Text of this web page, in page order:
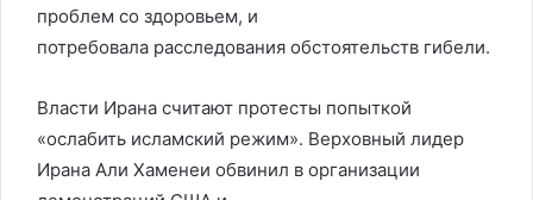
проблем со здоровьем, и
потребовала расследования обстоятельств гибели.
Власти Ирана считают протесты попыткой
«ослабить исламский режим». Верховный лидер
Ирана Али Хаменеи обвинил в организации